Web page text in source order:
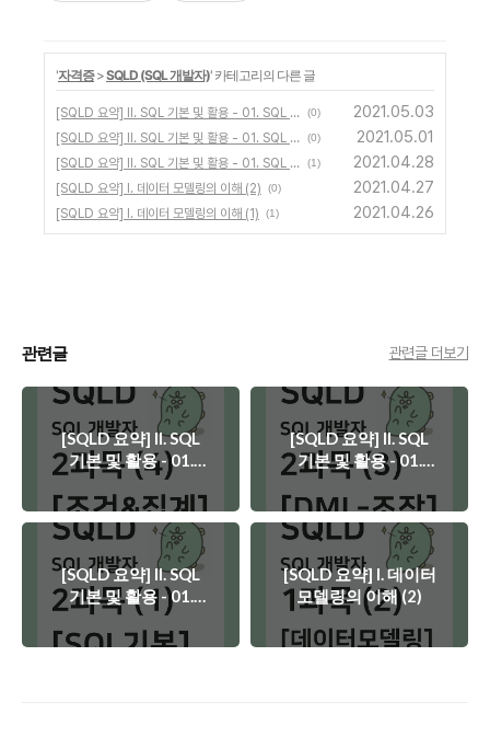
'자격증>SQLD (SQL 개발자)' 카테고리의 다른 글
[SQLD 요약] II. SQL 기본 및 활용 - 01. SQL 기본 (4) - WHERE & GROUP (0) 2021.05.03
[SQLD 요약] II. SQL 기본 및 활용 - 01. SQL 기본 (3) - DML (0) 2021.05.01
[SQLD 요약] II. SQL 기본 및 활용 - 01. SQL 기본 (1) - 관계형 데이터베이스와 SQL (1) 2021.04.28
[SQLD 요약] I. 데이터 모델링의 이해 (2) (0) 2021.04.27
[SQLD 요약] I. 데이터 모델링의 이해 (1) (1) 2021.04.26
관련글 관련글 더보기
[SQLD 요약] II. SQL
기본 및 활용 - 01.
SQL 기본 (4) -
WHERE & GROUP
[SQLD 요약] II. SQL
기본 및 활용 - 01.
SQL 기본 (3) - DML
[SQLD 요약] II. SQL
기본 및 활용 - 01.
SQL 기본 (1) - 관계형
데이터베이스와 SQL
[SQLD 요약] I. 데이터
모델링의 이해 (2)